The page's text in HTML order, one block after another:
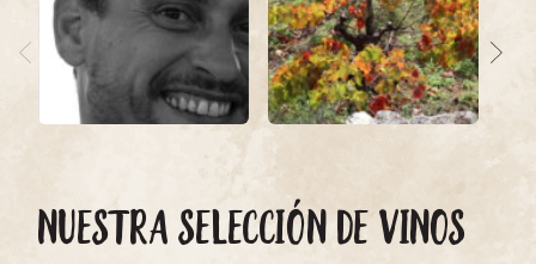
NUESTRA SELECCIÓN DE VINOS